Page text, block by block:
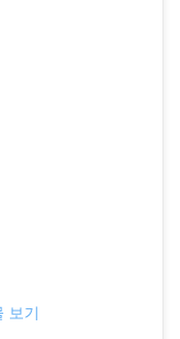
보기